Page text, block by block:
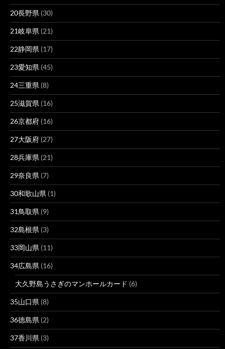
20長野県 (30)
21岐阜県 (21)
22静岡県 (17)
23愛知県 (45)
24三重県 (8)
25滋賀県 (16)
26京都府 (16)
27大阪府 (27)
28兵庫県 (21)
29奈良県 (7)
30和歌山県 (1)
31鳥取県 (9)
32島根県 (3)
33岡山県 (11)
34広島県 (16)
大久野島うさぎのマンホールカード (6)
35山口県 (8)
36徳島県 (2)
37香川県 (3)